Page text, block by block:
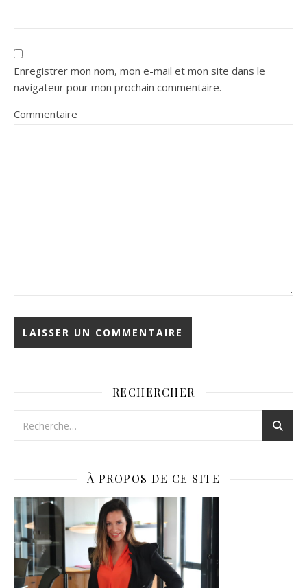
Enregistrer mon nom, mon e-mail et mon site dans le
navigateur pour mon prochain commentaire.
Commentaire
RECHERCHER
À PROPOS DE CE SITE